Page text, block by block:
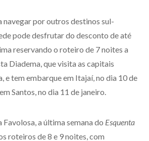
navegar por outros destinos sul-
pode desfrutar do desconto de até
reservando o roteiro de 7 noites a
Diadema, que visita as capitais
e tem embarque em Itajaí, no dia 10 de
Santos, no dia 11 de janeiro.
Favolosa, a última semana do Esquenta
roteiros de 8 e 9 noites, com